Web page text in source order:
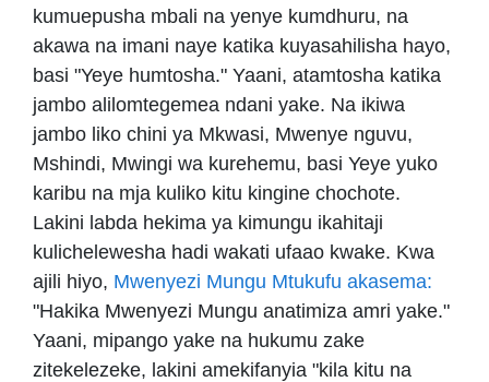
kumuepusha mbali na yenye kumdhuru, na
akawa na imani naye katika kuyasahilisha hayo,
basi "Yeye humtosha." Yaani, atamtosha katika
jambo alilomtegemea ndani yake. Na ikiwa
jambo liko chini ya Mkwasi, Mwenye nguvu,
Mshindi, Mwingi wa kurehemu, basi Yeye yuko
karibu na mja kuliko kitu kingine chochote.
Lakini labda hekima ya kimungu ikahitaji
kulichelewesha hadi wakati ufaao kwake. Kwa
ajili hiyo, Mwenyezi Mungu Mtukufu akasema:
"Hakika Mwenyezi Mungu anatimiza amri yake."
Yaani, mipango yake na hukumu zake
zitekelezeke, lakini amekifanyia "kila kitu na